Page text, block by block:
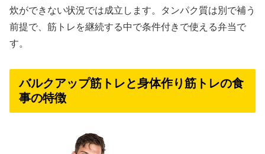
炊ができない状況では成立します。タンパク質は別で補う
前提で、筋トレを継続する中で条件付きで使える弁当で
す。
バルクアップ筋トレと身体作り筋トレの食
事の特徴